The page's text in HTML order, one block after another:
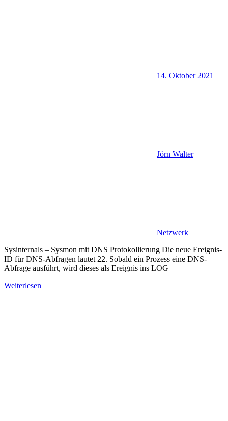
14. Oktober 2021
Jörn Walter
Netzwerk
Sysinternals – Sysmon mit DNS Protokollierung Die neue Ereignis-
ID für DNS-Abfragen lautet 22. Sobald ein Prozess eine DNS-
Abfrage ausführt, wird dieses als Ereignis ins LOG
Weiterlesen